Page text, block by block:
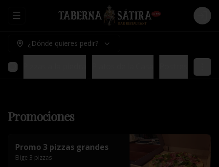
Abrir menu de navegación Login
¿Dónde quieres pedir?
Promociones
Promo 3 pizzas grandes
Elige 3 pizzas